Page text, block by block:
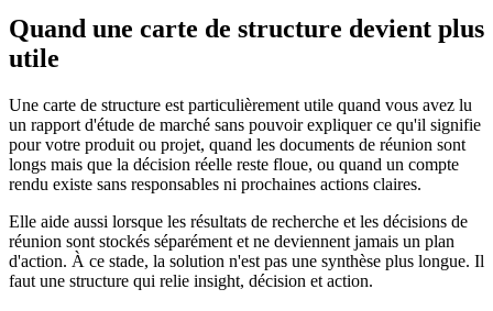
Quand une carte de structure devient plus
utile
Une carte de structure est particulièrement utile quand vous avez lu
un rapport d'étude de marché sans pouvoir expliquer ce qu'il signifie
pour votre produit ou projet, quand les documents de réunion sont
longs mais que la décision réelle reste floue, ou quand un compte
rendu existe sans responsables ni prochaines actions claires.
Elle aide aussi lorsque les résultats de recherche et les décisions de
réunion sont stockés séparément et ne deviennent jamais un plan
d'action. À ce stade, la solution n'est pas une synthèse plus longue. Il
faut une structure qui relie insight, décision et action.